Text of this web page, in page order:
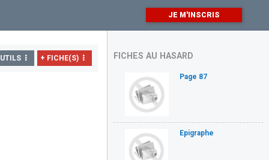
JE M'INSCRIS
+ FICHE(S) FICHES AU HASARD
Page 87
Epigraphe